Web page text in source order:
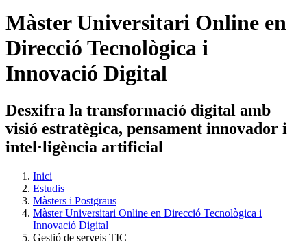
Màster Universitari Online en
Direcció Tecnològica i
Innovació Digital
Desxifra la transformació digital amb
visió estratègica, pensament innovador i
intel·ligència artificial
Inici
Estudis
Màsters i Postgraus
Màster Universitari Online en Direcció Tecnològica i
Innovació Digital
Gestió de serveis TIC